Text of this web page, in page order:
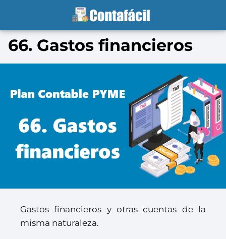
66. Gastos financieros
Gastos financieros y otras cuentas de la
misma naturaleza.